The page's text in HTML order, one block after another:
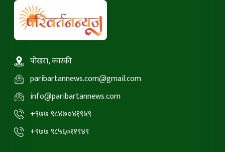
पोखरा, कास्की
paribartannews.com@gmail.com
info@paribartannews.com
+९७७ ९८४७०४१९४९
+९७७ ९८५६०११९४९